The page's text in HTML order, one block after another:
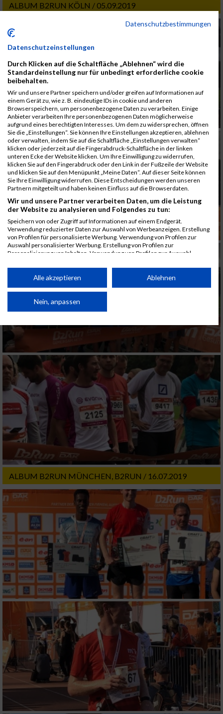
ALBUM B2RUN KÖLN / 05.09.2019
ALBUM B2RUN MÜNCHEN, B2RUN / 16.07.2019
Datenschutzbestimmungen
Datenschutzeinstellungen
Durch Klicken auf die Schaltfläche „Ablehnen“ wird die
Standardeinstellung nur für unbedingt erforderliche cookie
beibehalten.
Wir und unsere Partner speichern und/oder greifen auf Informationen auf
einem Gerät zu, wie z. B. eindeutige IDs in cookie und anderen
Browserspeichern, um personenbezogene Daten zu verarbeiten. Einige
Anbieter verarbeiten Ihre personenbezogenen Daten möglicherweise
aufgrund eines berechtigten Interesses. Um dem zu widersprechen, öffnen
Sie die „Einstellungen“. Sie können Ihre Einstellungen akzeptieren, ablehnen
oder verwalten, indem Sie auf die Schaltfläche „Einstellungen verwalten“
klicken oder jederzeit auf die Fingerabdruck-Schaltfläche in der linken
unteren Ecke der Website klicken. Um Ihre Einwilligung zu widerrufen,
klicken Sie auf den Fingerabdruck oder den Link in der Fußzeile der Website
und klicken Sie auf den Menüpunkt „Meine Daten“. Auf dieser Seite können
Sie Ihre Einwilligung widerrufen. Diese Entscheidungen werden unseren
Partnern mitgeteilt und haben keinen Einfluss auf die Browserdaten.
Wir und unsere Partner verarbeiten Daten, um die Leistung
der Website zu analysieren und Folgendes zu tun:
Speichern von oder Zugriff auf Informationen auf einem Endgerät.
Verwendung reduzierter Daten zur Auswahl von Werbeanzeigen. Erstellung
von Profilen für personalisierte Werbung. Verwendung von Profilen zur
Auswahl personalisierter Werbung. Erstellung von Profilen zur
Personalisierung von Inhalten. Verwendung von Profilen zur Auswahl
Performance von Inhalten. Analyse von Zielgruppen durch Statistiken oder
Kombinationen von Daten aus verschiedenen Quellen. Entwicklung und
von Inhalten.
Daten können außerhalb der Europäischen Union weitergegeben und in die
Website/App.
Partnerliste anzeigen (1 IAB-Anbieter)
Wir nutzen Ihre Daten für folgende Zwecke:
IAB-Verarbeitungszwecke:
Speichern von oder Zugriff auf Informationen
auf einem Endgerät
Verwendung reduzierter Daten zur Auswahl
von Werbeanzeigen
Erstellung von Profilen für personalisierte
Werbung
Verwendung von Profilen zur Auswahl
personalisierter Werbung
Erstellung von Profilen zur Personalisierung
von Inhalten
Verwendung von Profilen zur Auswahl
personalisierter Inhalte
Messung der Werbeleistung
Messung der Performance von Inhalten
Analyse von Zielgruppen durch Statistiken
oder Kombinationen von Daten aus
verschiedenen Quellen
Entwicklung und Verbesserung der Angebote
Verwendung reduzierter Daten zur Auswahl
von Inhalten
Alle akzeptieren Ablehnen
Nein, anpassen